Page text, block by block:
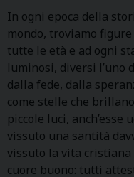
In ogni epoca della
mondo, troviamo
tutte le età e ad ogni
luminosi, diversi l’uno
dalla fede, dalla
come stelle che
piccole luci, anch’esse
vissuto una santità
vissuto la vita cristiana
cuore buono: tutti